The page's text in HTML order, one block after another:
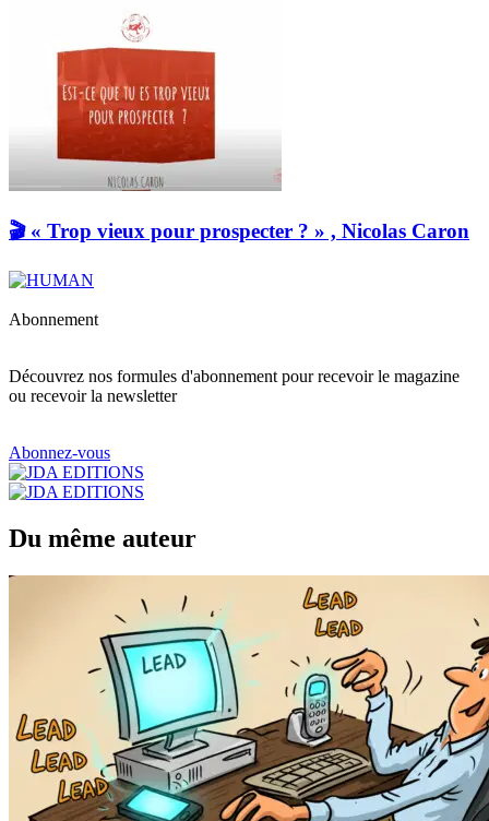
🎬 « Trop vieux pour prospecter ? » , Nicolas Caron
Abonnement
Découvrez nos formules d'abonnement pour recevoir le magazine
ou recevoir la newsletter
Abonnez-vous
Du même auteur